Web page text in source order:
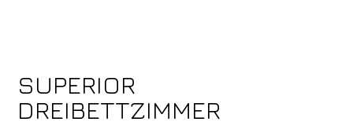
SUPERIOR
DREIBETTZIMMER